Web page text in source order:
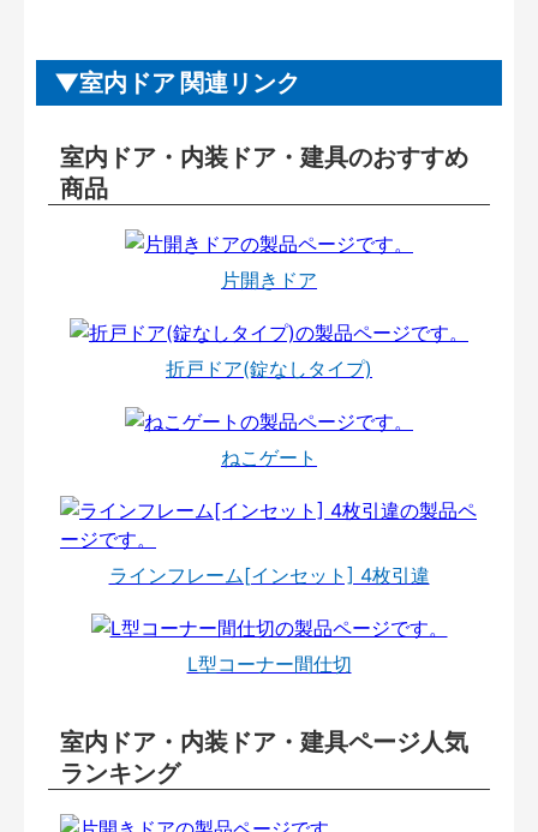
室内ドア 関連リンク
室内ドア・内装ドア・建具のおすすめ
商品
片開きドア
折戸ドア(錠なしタイプ)
ねこゲート
ラインフレーム[インセット] 4枚引違
L型コーナー間仕切
室内ドア・内装ドア・建具ページ人気
ランキング